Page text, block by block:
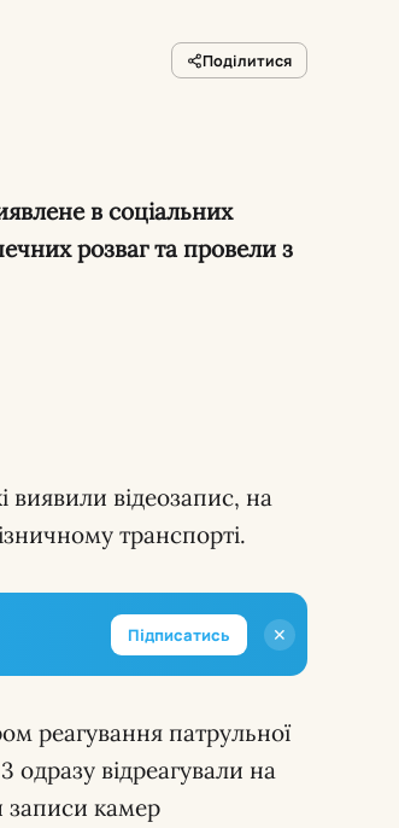
Поділитися
в соціальних
розваг та провели з
виявили відеозапис, на
транспорті.
✕
Підписатись
реагування патрульної
одразу відреагували на
записи камер